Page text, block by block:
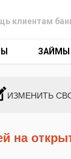
клиентам
ЗАЙМЫ
ИЗМЕНИТЬ
на